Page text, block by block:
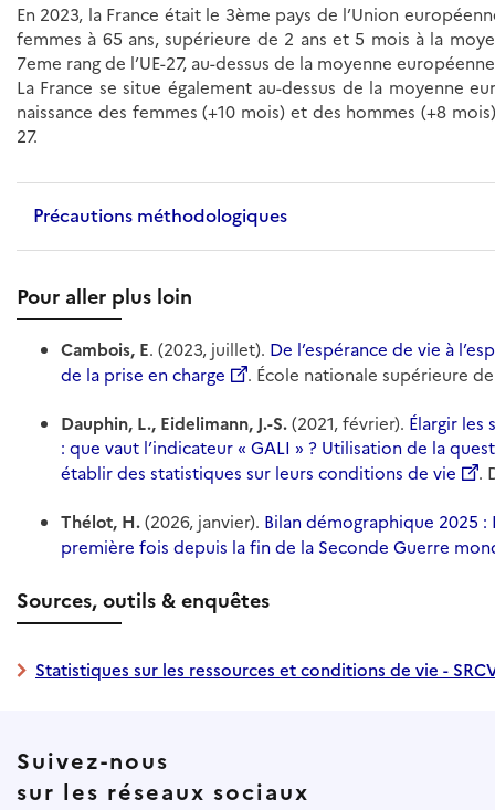
En 2023, la France était le 3ème pays de l’Union
femmes à 65 ans, supérieure de 2 ans et 5 mois à la
7eme rang de l’UE-27, au-dessus de la moyenne
La France se situe également au-dessus de la moyenne
naissance des femmes (+10 mois) et des hommes (+8
27.
Précautions méthodologiques
Pour aller plus loin
Cambois, E. (2023, juillet). De l’espérance de vie à
de la prise en charge
. École nationale supérieure
Dauphin, L., Eidelimann, J.-S.(2021, février). Élargir
: que vaut l’indicateur « GALI » ? Utilisation de la
établir des statistiques sur leurs conditions de vie
.
Thélot, H.(2026, janvier). Bilan démographique 2025
première fois depuis la fin de la Seconde Guerre
Sources, outils & enquêtes
Statistiques sur les ressources et conditions de vie -
Suivez-nous
sur les réseaux sociaux